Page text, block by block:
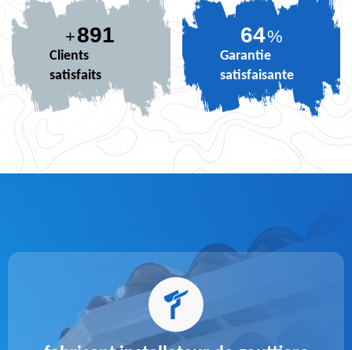
+891
Clients
satisfaits
79%
Garantie
satisfaisante